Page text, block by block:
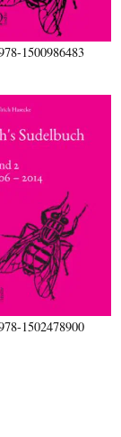
1500986483
1502478900